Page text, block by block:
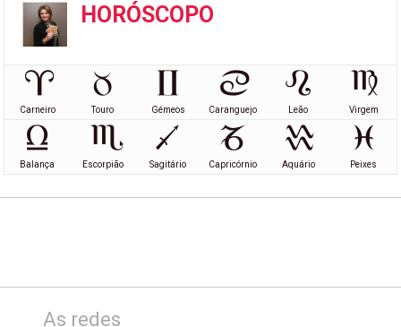
HORÓSCOPO
Carneiro Touro Gémeos Caranguejo Leão Virgem
Balança Escorpião Sagitário Capricórnio Aquário Peixes
As redes